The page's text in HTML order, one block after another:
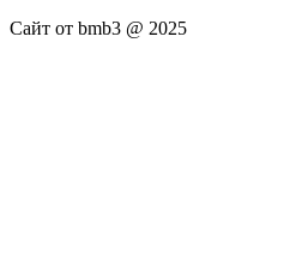
Сайт от bmb3 @ 2025